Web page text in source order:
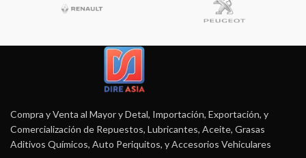
Compra y Venta al Mayor y Detal, Importación, Exportación, y
Comercialización de Repuestos, Lubricantes, Aceite, Grasas
Aditivos Químicos, Auto Periquitos, y Accesorios Vehiculares